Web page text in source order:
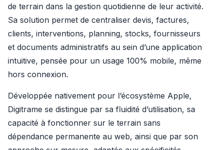
de terrain dans la gestion quotidienne de leur activité.
Sa solution permet de centraliser devis, factures,
clients, interventions, planning, stocks, fournisseurs
et documents administratifs au sein d’une application
intuitive, pensée pour un usage 100% mobile, même
hors connexion.
Développée nativement pour l’écosystème Apple,
Digitrame se distingue par sa fluidité d’utilisation, sa
capacité à fonctionner sur le terrain sans
dépendance permanente au web, ainsi que par son